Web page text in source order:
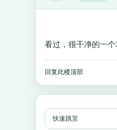
看过，很干净的一
回复此楼顶部